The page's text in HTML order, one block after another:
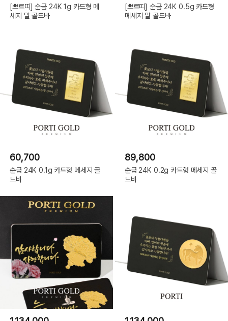
[뽀르띠] 순금 24K 1g 카드형 메
세지 말 골드바
[뽀르띠] 순금 24K 0.5g 카드형
메세지 말 골드바
60,700
순금 24K 0.1g 카드형 메세지 골
드바
89,800
순금 24K 0.2g 카드형 메세지 골
드바